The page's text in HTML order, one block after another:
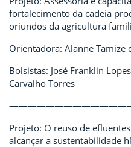
fortalecimento da cadeia
oriundos da agricultura
Orientadora: Alanne Tamize
Bolsistas: José Franklin
Carvalho Torres
Projeto: O reuso de
alcançar a sustentabilidade